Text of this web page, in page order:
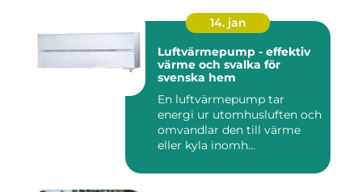
14. jan
Luftvärmepump - effektiv
värme och svalka för
svenska hem
En luftvärmepump tar
energi ur utomhusluften och
omvandlar den till värme
eller kyla inomh...